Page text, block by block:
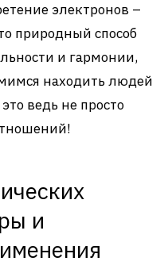
электронов –
природный способ
и гармонии,
находить людей
ведь не просто
и